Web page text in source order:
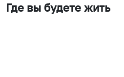
Где вы будете жить